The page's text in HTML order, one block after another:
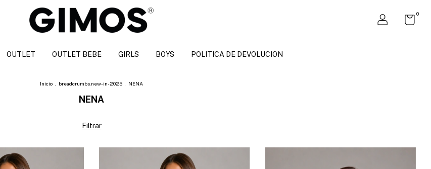
0
OUTLET OUTLET BEBE GIRLS BOYS POLITICA DE DEVOLUCION
Inicio breadcrumbs.new-in-2025 NENA
NENA
Filtrar